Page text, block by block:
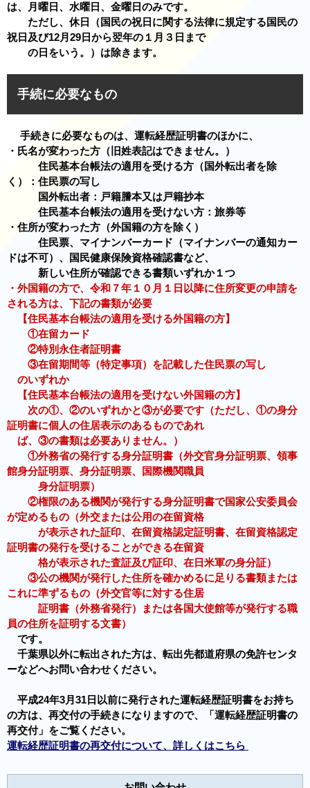
は、月曜日、水曜日、金曜日のみです。
ただし、休日（国民の祝日に関する法律に規定する国民の
祝日及び12月29日から翌年の１月３日まで
の日をいう。）は除きます。
手続に必要なもの
手続きに必要なものは、運転経歴証明書のほかに、
・ 氏名が変わった方 （旧姓表記はできません。）
住民基本台帳法の適用を受ける方（国外転出者を除
く）：住民票の写し
国外転出者：戸籍謄本又は戸籍抄本
住民基本台帳法の適用を受けない方：旅券等
・ 住所が変わった方 （外国籍の方を除く）
住民票、マイナンバーカード（マイナンバーの通知カー
ドは不可）、国民健康保険資格確認書など、
新しい住所が確認できる書類いずれか１つ
・外国籍の方で、令和７年１０月１日以降に住所変更の申請を
される方は、下記の書類が必要
【住民基本台帳法の適用を受ける外国籍の方】
①在留カード
②特別永住者証明書
③在留期間等（特定事項）を記載した住民票の写し
のいずれか
【住民基本台帳法の適用を受けない外国籍の方】
次の①、②のいずれかと③が必要です（ただし、①の身分
証明書に個人の住居表示のあるものであれ
ば、③の書類は必要ありません。）
①外務省の発行する身分証明書（外交官身分証明票、領事
館身分証明票、身分証明票、国際機関職員
身分証明票）
②権限のある機関が発行する身分証明書で国家公安委員会
が定めるもの（外交または公用の在留資格
が表示された証印、在留資格認定証明書、在留資格認定
証明書の発行を受けることができる在留資
格が表示された査証及び証印、在日米軍の身分証）
③公の機関が発行した住所を確かめるに足りる書類または
これに準ずるもの（外交官等に対する住居
証明書（外務省発行）または各国大使館等が発行する職
員の住所を証明する文書）
です。
千葉県以外に転出された方は、転出先都道府県の免許センタ
ーなどへお問い合わせください。
平成24年3月31日以前に発行された運転経歴証明書をお持ち
の方は、再交付の手続きになりますので、「運転経歴証明書の
再交付」をご覧ください。
運転経歴証明書の再交付について、詳しくはこちら